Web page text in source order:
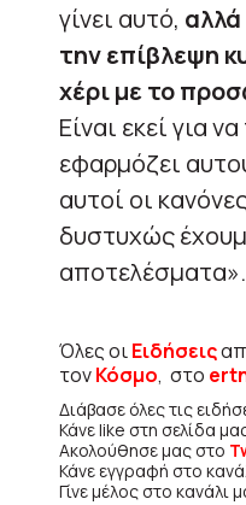
γίνει αυτό, αλλά
την επίβλεψη
χέρι με το
Είναι εκεί για
εφαρμόζει
αυτοί οι
δυστυχώς
αποτελέσματα».
Όλες οιΕιδήσεις
τονΚόσμο, στο
Διάβασε όλες τις
Κάνε like στη σελίδα
Ακολούθησε μας στο
Κάνε εγγραφή στο
Γίνε μέλος στο κανάλι